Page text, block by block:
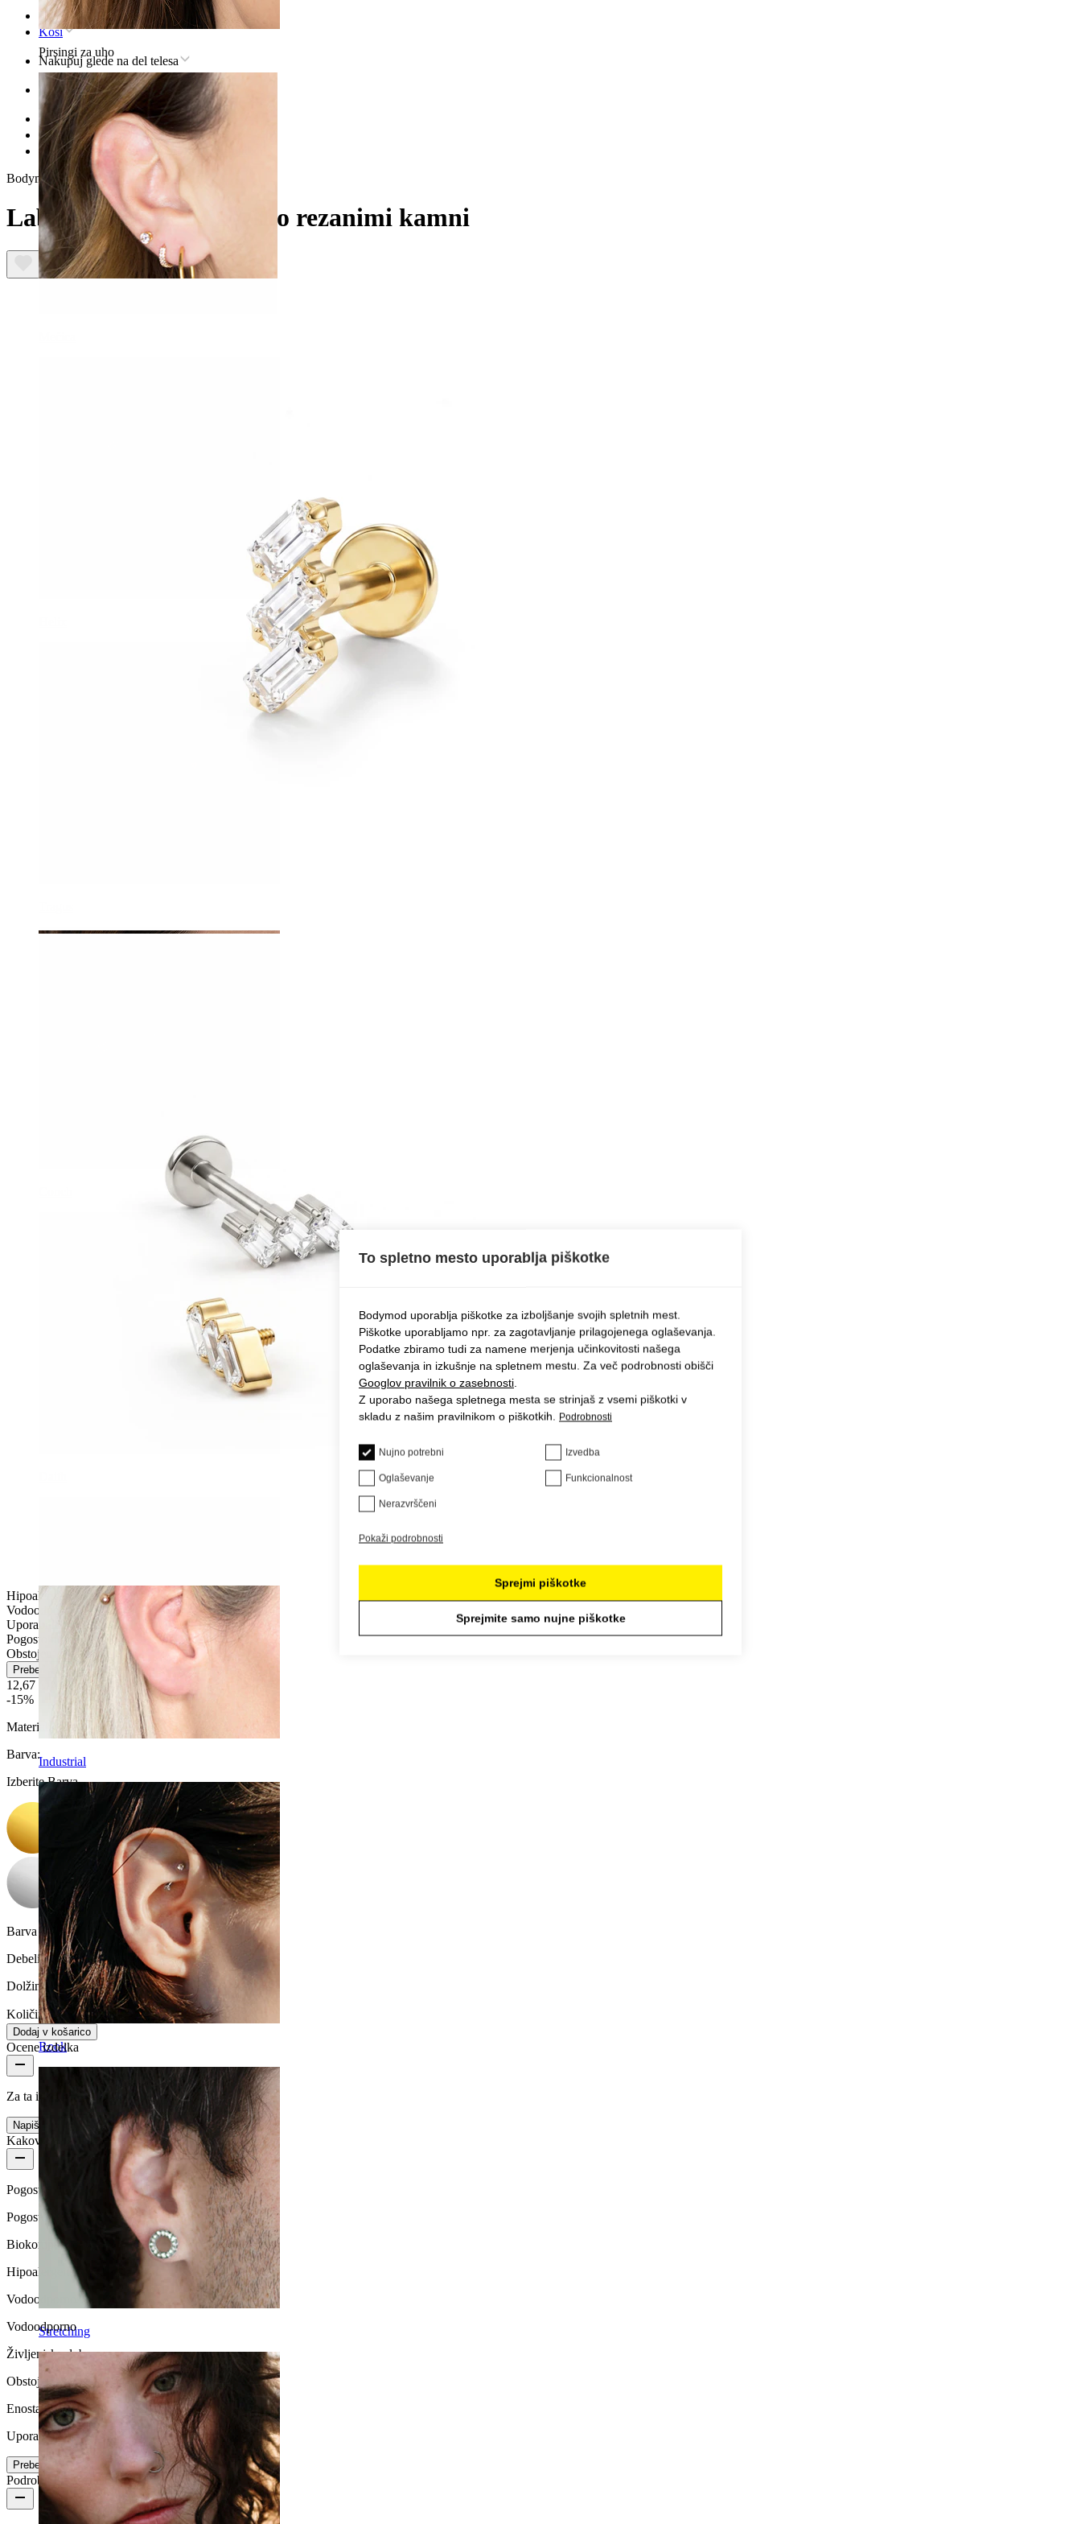
Pirsingi za uho
Industrial
Rook
Stretching
Domov
Kosi
Nakupuj glede na del telesa
Uho
Helix
Nakit za pirsing v helixu iz titana
Labret iz titana z bagetno rezanimi kamni
Bodymod Premium
Labret iz titana z bagetno rezanimi kamni
Hipoalergen
Vodoodporno
Uporabniku prijazno
Pogosto nošenje
Obstojen
Preberi več
12,67 €
14,90 €
-15%
Material:
Titan
Barva:
Izberite Barva
Barva kamenčka:
Prozorna
Debelina navoja:1,2 mm
Dolžina:
6 mm
Količina: 1
Spremeni
Dodaj v košarico
Ocene izdelka
Za ta izdelek še ni mnenj
Napiši mnenje
Kakovost izdelka
Pogostost nošenja
Pogosto nošenje
Biokompatibilnost
Hipoalergen
Vodoodpornost
Vodoodporno
Življenjska doba
Obstojen
Enostavna uporaba
Uporabniku prijazno
Preberi več
Podrobnosti o izdelku
To spletno mesto uporablja piškotke
Bodymod uporablja piškotke za izboljšanje svojih spletnih mest.
Piškotke uporabljamo npr. za zagotavljanje prilagojenega oglaševanja.
Podatke zbiramo tudi za namene merjenja učinkovitosti našega
oglaševanja in izkušnje na spletnem mestu. Za več podrobnosti obišči
Googlov pravilnik o zasebnosti
Z uporabo našega spletnega mesta se strinjaš z vsemi piškotki v
skladu z našim pravilnikom o piškotkih. Podrobnosti
Nujno potrebni Izvedba
Oglaševanje Funkcionalnost
Nerazvrščeni
Pokaži podrobnosti
Sprejmi piškotke
Sprejmite samo nujne piškotke